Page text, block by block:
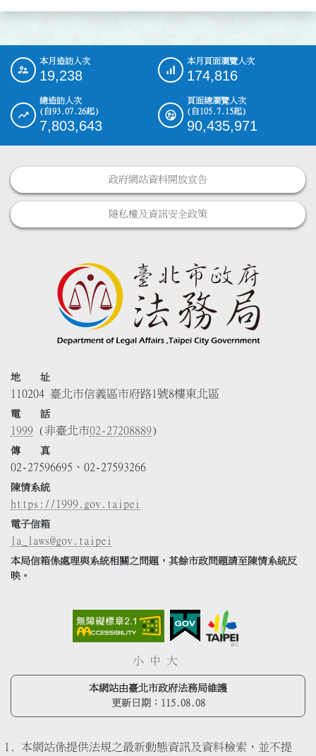
::: 本月造訪人次
19,238
本月頁面瀏覽人次
174,816
總造訪人次
(自93.07.26起)
7,803,643
頁面總瀏覽人次
(自105.7.15起)
90,435,971
政府網站資料開放宣告
隱私權及資訊安全政策
地 址
110204 臺北市信義區市府路1號8樓東北區
電 話
1999 (非臺北市02-27208889)
傳 真
02-27596695、02-27593266
陳情系統
https://1999.gov.taipei
電子信箱
la_laws@gov.taipei
本局信箱係處理與系統相關之問題，其餘市政問題請至陳情系統反
映。
小 中 大
本網站由臺北市政府法務局維護
更新日期： 115.08.08
本網站係提供法規之最新動態資訊及資料檢索，並不提